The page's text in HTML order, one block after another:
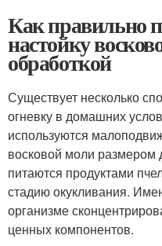
Как правильно
настойку
обработкой
Существует несколько
огневку в домашних
используются
восковой моли размером
питаются продуктами
стадию окукливания.
организме
ценных компонентов.